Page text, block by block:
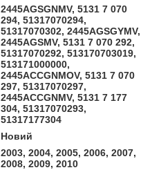
2445AGSGNMV, 5131 7 070
294, 51317070294,
51317070302, 2445AGSGYMV,
2445AGSMV, 5131 7 070 292,
51317070292, 513170703019,
513171000000,
2445ACCGNMOV, 5131 7 070
297, 51317070297,
2445ACCGNMV, 5131 7 177
304, 51317070293,
51317177304
Новий
2003, 2004, 2005, 2006, 2007,
2008, 2009, 2010